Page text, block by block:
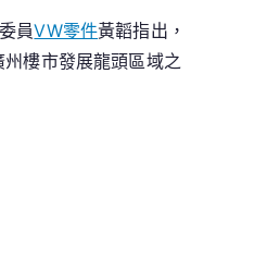
員VW零件黃韜指出，
樓市發展龍頭區域之